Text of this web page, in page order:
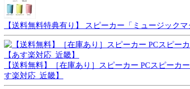
【送料無料特典有り】 スピーカー「ミュージック
【送料無料】［在庫あり］スピーカー PCスピーカ
す楽対応_近畿】